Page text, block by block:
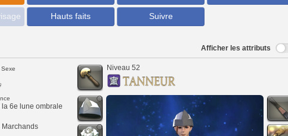
Hauts faits Suivre
Afficher les attributs
6e lune ombrale
Marchands
Niveau 52